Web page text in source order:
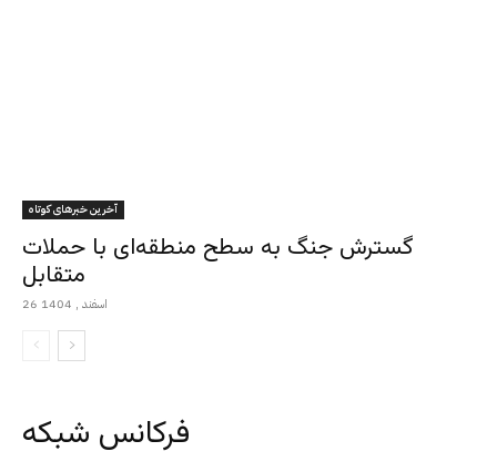
آخرین خبرهای کوتاه
گسترش جنگ به سطح منطقه‌ای با حملات
متقابل
26 اسفند , 1404
فرکانس شبکه